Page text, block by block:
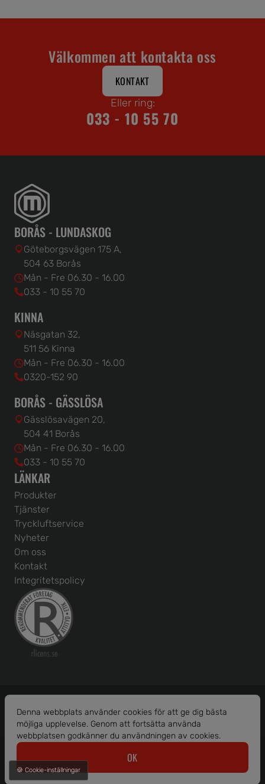
Välkommen att kontakta oss
KONTAKT
Eller ring:
033 - 10 55 70
BORÅS - LUNDASKOG
Göteborgsvägen 175 A,
504 63 Borås
Mån - Fre 06.30 - 16.00
033 - 10 55 70
KINNA
Näsgatan 32,
511 56 Kinna
Mån - Fre 06.30 - 16.00
0320-152 90
BORÅS - GÄSSLÖSA
Gässlösavägen 20,
504 41 Borås
Mån - Fre 06.30 - 16.00
033 - 10 55 70
LÄNKAR
Produkter
Tjänster
Tryckluftservice
Nyheter
Om oss
Kontakt
Integritetspolicy
Alla rättigheter reserverade.
Org. nr: 556586-1456
Denna webbplats använder cookies för att ge dig bästa
möjliga upplevelse. Genom att fortsätta använda
webbplatsen godkänner du användningen av cookies.
OK
🍪 Cookie-inställningar